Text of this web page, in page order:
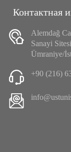
Контактная
Alemdağ
Sanayi
Ümraniye/
+90 (216)